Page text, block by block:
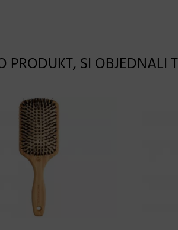
PRODUKT, SI OBJEDNALI